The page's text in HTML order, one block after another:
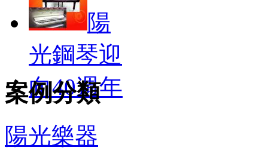
零售 陽
光鋼琴迎
向40週年
案例分類
陽光樂器